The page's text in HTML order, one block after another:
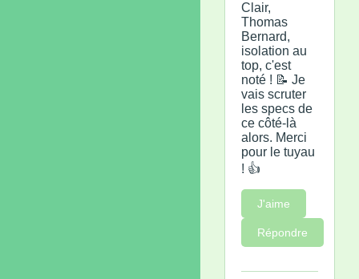
Clair,
Thomas
Bernard,
isolation au
top, c'est
noté ! 📝 Je
vais scruter
les specs de
ce côté-là
alors. Merci
pour le tuyau
! 👍
J'aime
Répondre